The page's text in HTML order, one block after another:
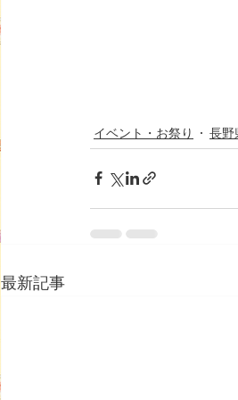
イベント・お祭り 長野
最新記事